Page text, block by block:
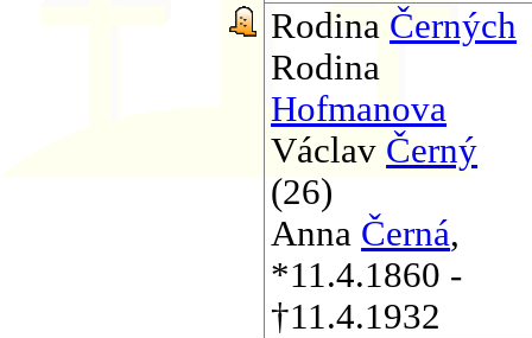
Rodina Černých
Rodina
Hofmanova
Václav Černý
(26)
Anna Černá,
*11.4.1860 -
†11.4.1932